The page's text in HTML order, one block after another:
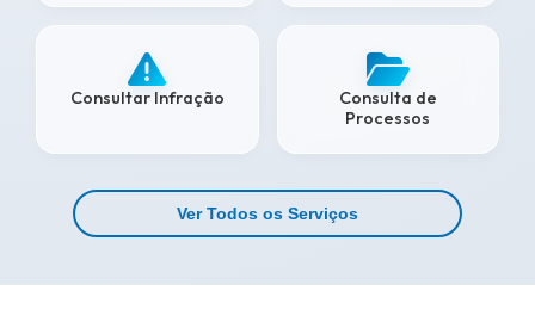
Consultar Infração
Consulta de
Processos
Ver Todos os Serviços